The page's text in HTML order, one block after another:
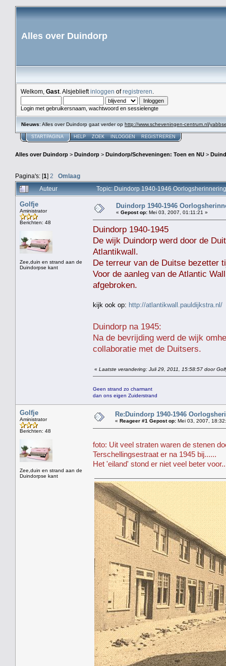
Alles over Duindorp
Welkom, Gast . Alsjeblieftinloggen ofregistreren
Login met gebruikersnaam, wachtwoord en sessielengte
Nieuws: Alles over Duindorp gaat verder op http://www.scheveningen-centrum.nl/
STARTPAGINA HELP ZOEK INLOGGEN REGISTREREN
Alles over Duindorp > Duindorp > Duindorp/Scheveningen: Toen en NU >
Pagina's: [1] 2
Omlaag
Auteur
Topic: Duindorp 1940-1946
Golfje
Aministrator
Berichten: 48
Zee,duin en strand aan de
Duindorpse kant
Duindorp 1940-1946
« Gepost op: Mei 03, 2007, 01:11:21 »
Duindorp 1940-1945
De wijk Duindorp werd door de
Atlantikwall.
De terreur van de Duitse bezetter
Voor de aanleg van de Atlantic
afgebroken.
kijk ook op: http://atlantikwall.pauldijkstra.nl/
Duindorp na 1945:
Na de bevrijding werd de wijk
collaboratie met de Duitsers.
« Laatste verandering: Juli 29, 2011, 15:58:57 door
Geen strand zo charmant
dan ons eigen Zuiderstrand
Golfje
Aministrator
Berichten: 48
Zee,duin en strand aan de
Duindorpse kant
Re:Duindorp 1940-1946
« Reageer #1 Gepost op: Mei 03, 2007,
foto: Uit veel straten waren de stenen
Terschellingsestraat er na 1945 bij......
Het 'eiland' stond er niet veel beter